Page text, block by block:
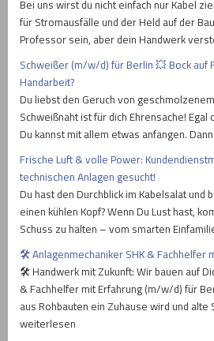
Bei uns wirst du nicht einfach nur Kabel
für Stromausfälle und der Held auf der
Professor sein, aber dein Handwerk
Schweißer (m/w/d) für Berlin 💥 Bock auf
Handarbeit?
Du liebst den Geruch von
Schweißnaht ist für dich Ehrensache! Egal
Du kannst mit allem etwas anfangen.
Frische Luft & volle Power:
technischen Anlagen gesucht!
Du hast den Durchblick im Kabelsalat und
einen kühlen Kopf? Wenn Du Lust hast,
Schuss zu halten – vom smarten
🛠️ Anlagenmechaniker SHK & Fachhelfer
🛠️ Handwerk mit Zukunft: Wir bauen auf
& Fachhelfer mit Erfahrung (m/w/d) für
aus Rohbauten ein Zuhause wird und alte
weiterlesen